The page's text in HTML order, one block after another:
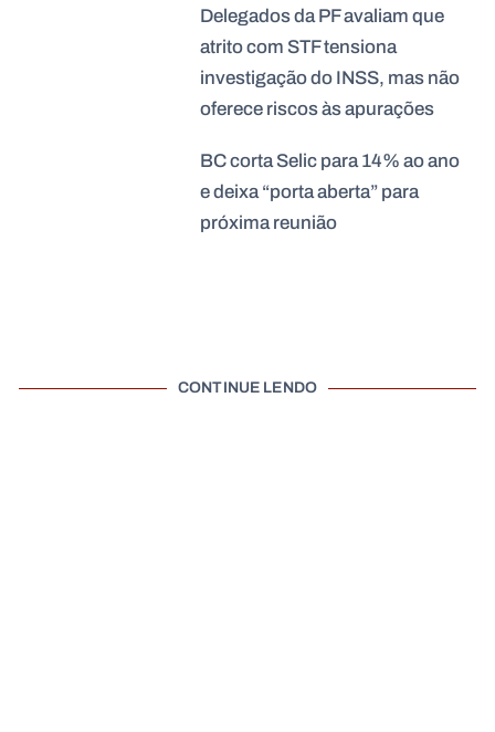
Delegados da PF avaliam que
atrito com STF tensiona
investigação do INSS, mas não
oferece riscos às apurações
BC corta Selic para 14% ao ano
e deixa “porta aberta” para
próxima reunião
CONTINUE LENDO